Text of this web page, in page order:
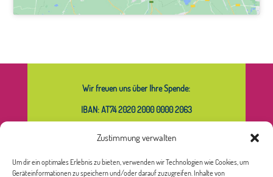
Zustimmung verwalten
Um dir ein optimales Erlebnis zu bieten, verwenden wir Technologien wie Cookies, um
Geräteinformationen zu speichern und/oder darauf zuzugreifen. Inhalte von
Wir freuen uns über Ihre Spende:
IBAN: AT74 2020 2000 0000 2063
Was bedeutet das Sternchen bei